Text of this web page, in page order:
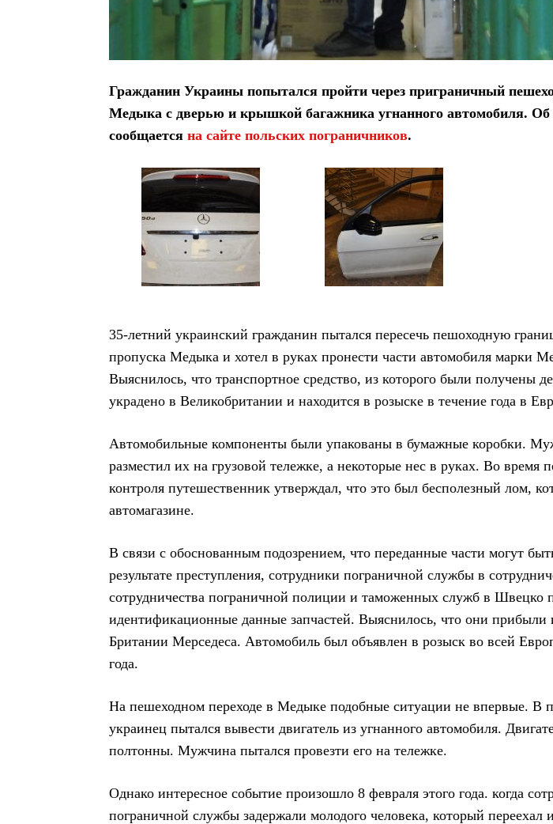
Гражданин Украины попытался пройти через приграничный
Медыка с дверью и крышкой багажника угнанного автомобиля. Об
сообщается на сайте польских пограничников.
35-летний украинский гражданин пытался пересечь пешоходную
пропуска Медыка и хотел в руках пронести части автомобиля марки
Выяснилось, что транспортное средство, из которого были получены
украдено в Великобритании и находится в розыске в течение года в
Автомобильные компоненты были упакованы в бумажные коробки.
разместил их на грузовой тележке, а некоторые нес в руках. Во время
контроля путешественник утверждал, что это был бесполезный лом,
автомагазине.
В связи с обоснованным подозрением, что переданные части могут
результате преступления, сотрудники пограничной службы в
сотрудничества пограничной полиции и таможенных служб в Швецко
идентификационные данные запчастей. Выяснилось, что они прибыли
Британии Мерседеса. Автомобиль был объявлен в розыск во всей
года.
На пешеходном переходе в Медыке подобные ситуации не впервые. В
украинец пытался вывести двигатель из угнанного автомобиля.
полтонны. Мужчина пытался провезти его на тележке.
Однако интересное событие произошло 8 февраля этого года. когда
пограничной службы задержали молодого человека, который переехал